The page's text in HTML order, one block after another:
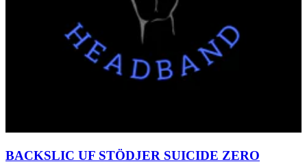
BACKSLIC UF STÖDJER SUICIDE ZERO